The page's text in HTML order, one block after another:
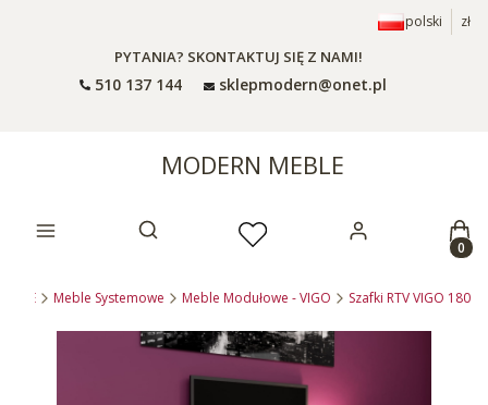
polski zł
PYTANIA? SKONTAKTUJ SIĘ Z NAMI!
510 137 144 sklepmodern@onet.pl
MODERN MEBLE
Otwórz wyszukiwarkę
Meble Systemowe Meble Modułowe - VIGO Szafki RTV VIGO 180